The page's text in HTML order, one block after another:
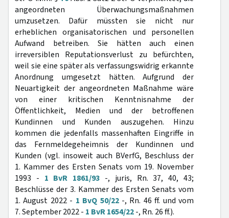
angeordneten Überwachungsmaßnahmen
umzusetzen. Dafür müssten sie nicht nur
erheblichen organisatorischen und personellen
Aufwand betreiben. Sie hätten auch einen
irreversiblen Reputationsverlust zu befürchten,
weil sie eine später als verfassungswidrig erkannte
Anordnung umgesetzt hätten. Aufgrund der
Neuartigkeit der angeordneten Maßnahme wäre
von einer kritischen Kenntnisnahme der
Öffentlichkeit, Medien und der betroffenen
Kundinnen und Kunden auszugehen. Hinzu
kommen die jedenfalls massenhaften Eingriffe in
das Fernmeldegeheimnis der Kundinnen und
Kunden (vgl. insoweit auch BVerfG, Beschluss der
1. Kammer des Ersten Senats vom 19. November
1993 - 1 BvR 1861/93 -, juris, Rn. 37, 40, 43;
Beschlüsse der 3. Kammer des Ersten Senats vom
1. August 2022 - 1 BvQ 50/22-, Rn. 46 ff. und vom
7. September 2022 - 1 BvR 1654/22-, Rn. 26 ff.).